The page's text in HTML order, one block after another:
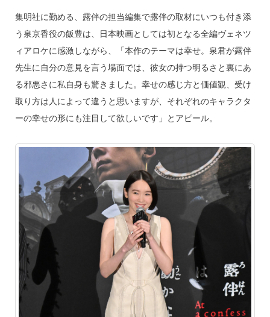
集明社に勤める、露伴の担当編集で露伴の取材にいつも付き添
う泉京香役の飯豊は、日本映画としては初となる全編ヴェネツ
ィアロケに感激しながら、「本作のテーマは幸せ。泉君が露伴
先生に自分の意見を言う場面では、彼女の持つ明るさと裏にあ
る邪悪さに私自身も驚きました。幸せの感じ方と価値観、受け
取り方は人によって違うと思いますが、それぞれのキャラクタ
ーの幸せの形にも注目して欲しいです」とアピール。